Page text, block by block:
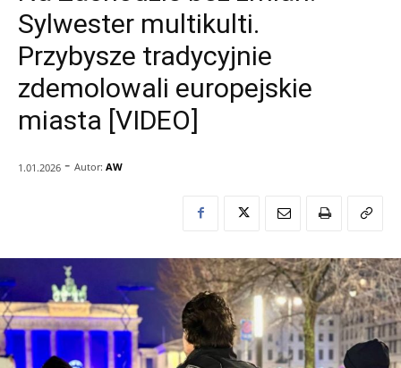
Sylwester multikulti.
Przybysze tradycyjnie
zdemolowali europejskie
miasta [VIDEO]
1.01.2026 - Autor: AW